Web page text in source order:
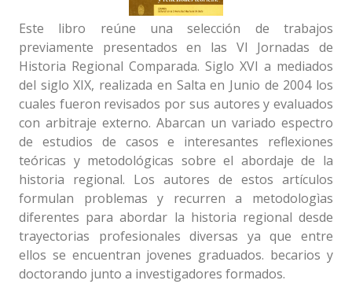
Este libro reúne una selección de trabajos
previamente presentados en las VI Jornadas de
Historia Regional Comparada. Siglo XVI a mediados
del siglo XIX, realizada en Salta en Junio de 2004 los
cuales fueron revisados por sus autores y evaluados
con arbitraje externo. Abarcan un variado espectro
de estudios de casos e interesantes reflexiones
teóricas y metodológicas sobre el abordaje de la
historia regional. Los autores de estos artículos
formulan problemas y recurren a metodologìas
diferentes para abordar la historia regional desde
trayectorias profesionales diversas ya que entre
ellos se encuentran jovenes graduados. becarios y
doctorando junto a investigadores formados.